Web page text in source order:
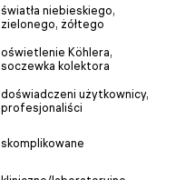
światła niebieskiego,
zielonego, żółtego
oświetlenie Köhlera,
soczewka kolektora
doświadczeni użytkownicy,
profesjonaliści
skomplikowane